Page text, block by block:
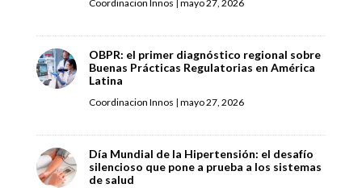
Coordinacion Innos | mayo 27, 2026
OBPR: el primer diagnóstico regional sobre
Buenas Prácticas Regulatorias en América
Latina
Coordinacion Innos | mayo 27, 2026
Día Mundial de la Hipertensión: el desafío
silencioso que pone a prueba a los sistemas
de salud